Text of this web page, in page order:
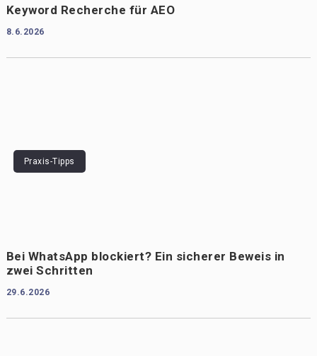
Keyword Recherche für AEO
8.6.2026
Praxis-Tipps
Bei WhatsApp blockiert? Ein sicherer Beweis in
zwei Schritten
29.6.2026